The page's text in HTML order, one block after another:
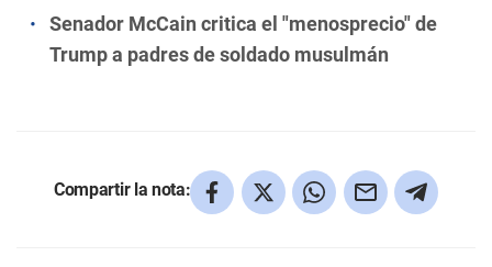
Senador McCain critica el "menosprecio" de
Trump a padres de soldado musulmán
Compartir la nota: